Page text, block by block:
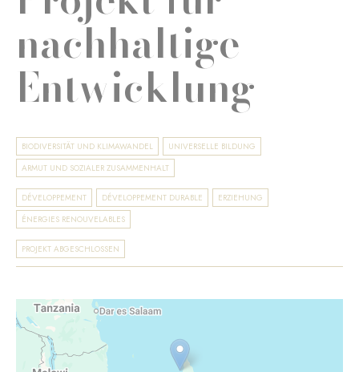
nachhaltige
Entwicklung
BIODIVERSITÄT UND KLIMAWANDEL
UNIVERSELLE BILDUNG
ARMUT UND SOZIALER ZUSAMMENHALT
DÉVELOPPEMENT DÉVELOPPEMENT DURABLE
ERZIEHUNG
ÉNERGIES RENOUVELABLES
PROJEKT ABGESCHLOSSEN